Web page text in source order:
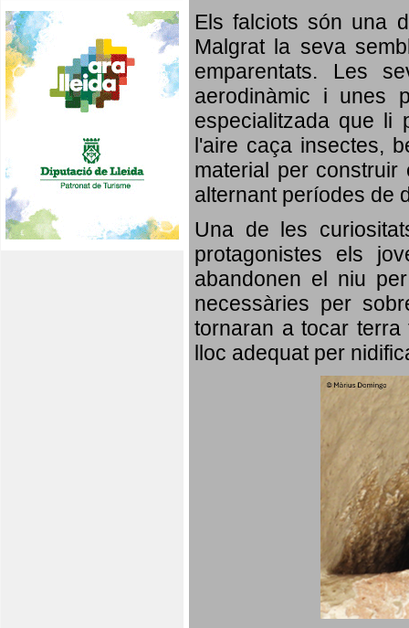
Els falciots són una
Malgrat la seva
emparentats. Les
aerodinàmic i unes
especialitzada que li
l'aire caça insectes,
material per
alternant períodes de
Una de les
protagonistes els
abandonen el niu
necessàries per
tornaran a tocar
lloc adequat per